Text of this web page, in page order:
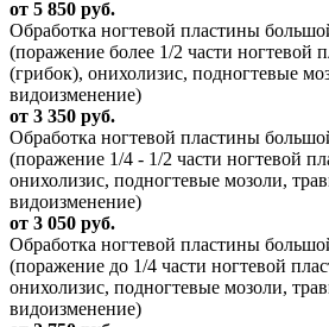
от 5 850 руб.
Обработка ногтевой пластины
(поражение более 1/2 части ногтевой
(грибок), онихолизис, подногтевые
видоизменение)
от 3 350 руб.
Обработка ногтевой пластины
(поражение 1/4 - 1/2 части ногтевой
онихолизис, подногтевые мозоли,
видоизменение)
от 3 050 руб.
Обработка ногтевой пластины
(поражение до 1/4 части ногтевой
онихолизис, подногтевые мозоли,
видоизменение)